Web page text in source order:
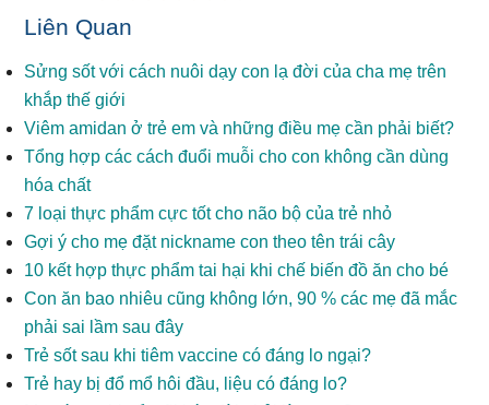
Liên Quan
Sửng sốt với cách nuôi dạy con lạ đời của cha mẹ trên
khắp thế giới
Viêm amidan ở trẻ em và những điều mẹ cần phải biết?
Tổng hợp các cách đuổi muỗi cho con không cần dùng
hóa chất
7 loại thực phẩm cực tốt cho não bộ của trẻ nhỏ
Gợi ý cho mẹ đặt nickname con theo tên trái cây
10 kết hợp thực phẩm tai hại khi chế biến đồ ăn cho bé
Con ăn bao nhiêu cũng không lớn, 90 % các mẹ đã mắc
phải sai lầm sau đây
Trẻ sốt sau khi tiêm vaccine có đáng lo ngại?
Trẻ hay bị đổ mổ hôi đầu, liệu có đáng lo?